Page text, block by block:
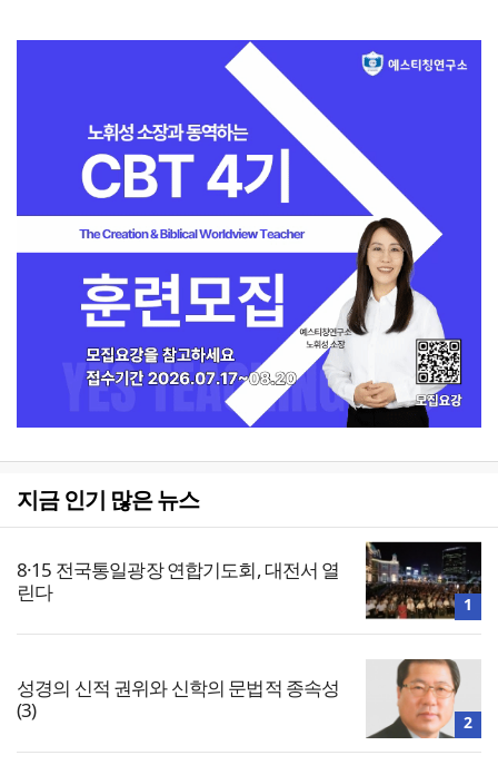
지금 인기 많은 뉴스
8·15 전국통일광장 연합기도회, 대전서 열
린다
1
성경의 신적 권위와 신학의 문법적 종속성
(3)
2